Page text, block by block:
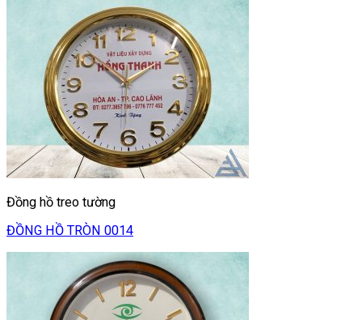
Đồng hồ treo tường
ĐỒNG HỒ TRÒN 0014